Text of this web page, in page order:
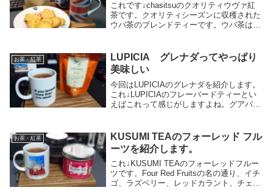
これです↓chasitsuのクオリティウヴァ紅
茶です。クオリティシーズンに収穫された
ウバ茶のブレンドティーです。ウバ茶は世
呼ばれるメントール系のスーッとした清涼
感の...
お茶・紅茶
LUPICIA グレナダってやっぱり
美味しい
今回はLUPICIAのグレナダを紹介します。
これ↓LUPICIAのフレーバードティーとい
えばこれって感じがしますよね。グアバの
します。インド、ベトナム産の茶葉に...
お茶・紅茶
KUSUMI TEAのフォーレッド フル
ーツを紹介します。
これ↓KUSUMI TEAのフォーレッドフルー
ツです。Four Red Fruitsの名の通り、イチ
ゴ、ラズベリー、レッドカラント、チェリ